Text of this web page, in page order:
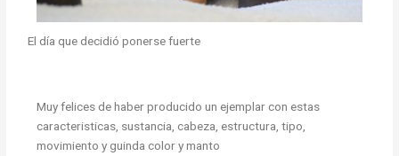
El día que decidió ponerse fuerte
Muy felices de haber producido un ejemplar con estas
caracteristicas, sustancia, cabeza, estructura, tipo,
movimiento y guinda color y manto